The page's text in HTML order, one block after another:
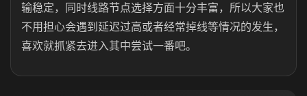
输稳定，同时线路节点选择方面十分丰富，所以大家也
不用担心会遇到延迟过高或者经常掉线等情况的发生，
喜欢就抓紧去进入其中尝试一番吧。